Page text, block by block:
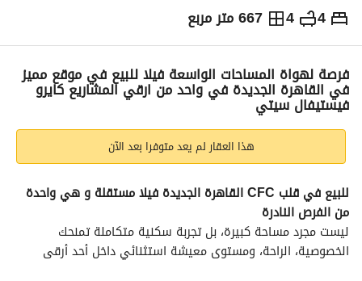
4
4 667 متر مربع ج.م85,000,000
التفاصيل الاتجاهات والمؤشرات رهن عقاري
فرصة لهواة المساحات الواسعة فيلا للبيع في موقع مميز
في القاهرة الجديدة في واحد من ارقي المشاريع كايرو
فيستيفال سيتي
هذا العقار لم يعد متوفرا بعد الآن
من الفرص النادرة